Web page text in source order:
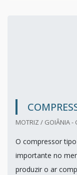
MOTRIZ / GOIÂNIA -
O compressor
importante no
produzir o ar